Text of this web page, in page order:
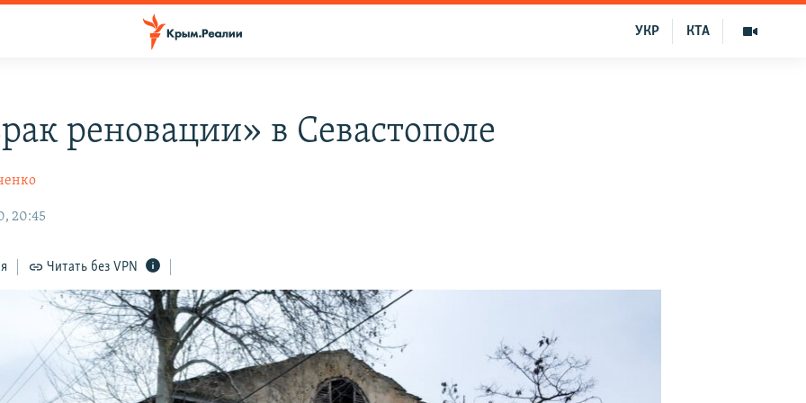
КТА
УКР
реновации» в Севастополе
20:45
Читать без VPN